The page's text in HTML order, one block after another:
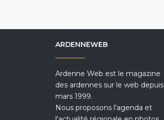
ARDENNEWEB
Ardenne Web est le magazine
des ardennes sur le web depuis
mars 1999.
Nous proposons l'agenda et